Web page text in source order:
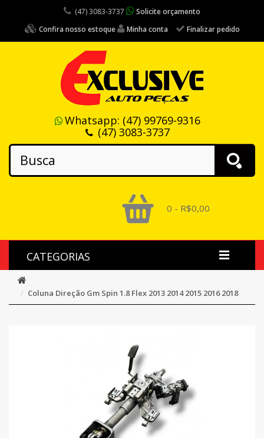
(47) 3083-3737
Solicite orçamento
Confira nosso estoque
Minha conta Finalizar pedido
Whatsapp: (47) 99769-9316
(47) 3083-3737
0 - R$0,00
CATEGORIAS
Coluna Direção Gm Spin 1.8 Flex 2013 2014 2015 2016 2018